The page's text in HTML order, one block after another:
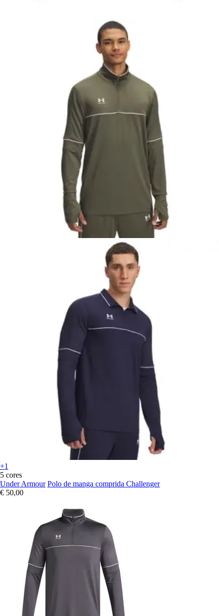
+1
5 cores
Under Armour Polo de manga comprida Challenger
€ 50,00